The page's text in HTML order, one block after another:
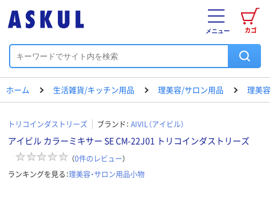
カゴ
メニュー
ホーム 生活雑貨/キッチン用品 理美容/サロン用品 理美
トリコインダストリーズ ブランド： AIVIL（アイビル）
アイビル カラーミキサー SE CM-22J01 トリコインダストリーズ
（0件のレビュー）
ランキングを見る：理美容・サロン用品小物